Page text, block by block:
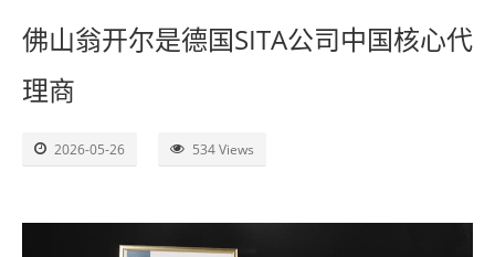
了解SITA
佛山翁开尔是德国SITA公司中国核心代
理商
2026-05-26 534 Views